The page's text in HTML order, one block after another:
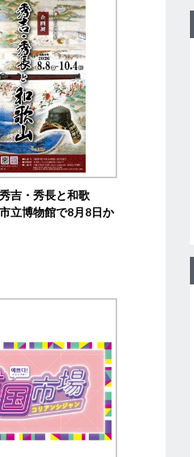
吉・秀長と和歌
立博物館で8月8日か